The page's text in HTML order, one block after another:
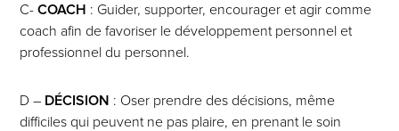
C-COACH : Guider, supporter, encourager et agir comme
coach afin de favoriser le développement personnel et
professionnel du personnel.
D – DÉCISION : Oser prendre des décisions, même
difficiles qui peuvent ne pas plaire, en prenant le soin